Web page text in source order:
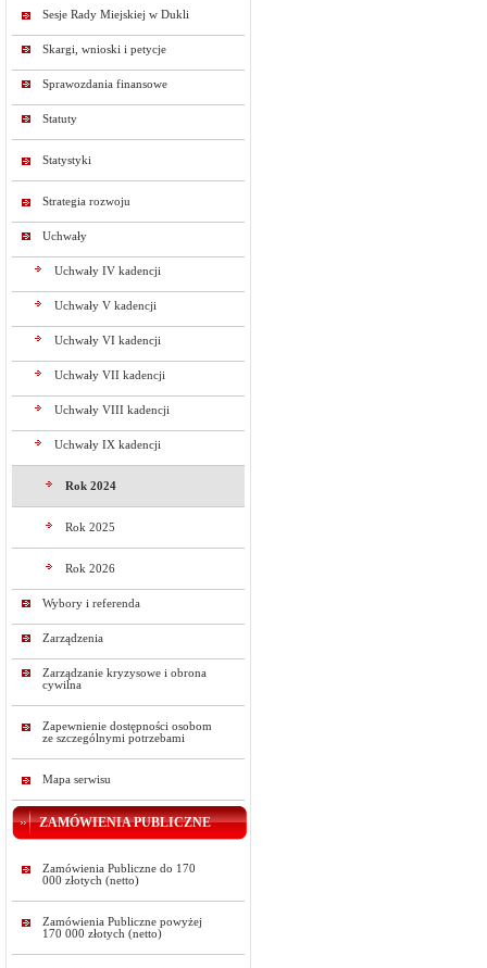
Sesje Rady Miejskiej w Dukli
Skargi, wnioski i petycje
Sprawozdania finansowe
Statuty
Statystyki
Strategia rozwoju
Uchwały
Uchwały IV kadencji
Uchwały V kadencji
Uchwały VI kadencji
Uchwały VII kadencji
Uchwały VIII kadencji
Uchwały IX kadencji
Rok 2024
Rok 2025
Rok 2026
Wybory i referenda
Zarządzenia
Zarządzanie kryzysowe i obrona
cywilna
Zapewnienie dostępności osobom
ze szczególnymi potrzebami
Mapa serwisu
ZAMÓWIENIA PUBLICZNE
Zamówienia Publiczne do 170
000 złotych (netto)
Zamówienia Publiczne powyżej
170 000 złotych (netto)